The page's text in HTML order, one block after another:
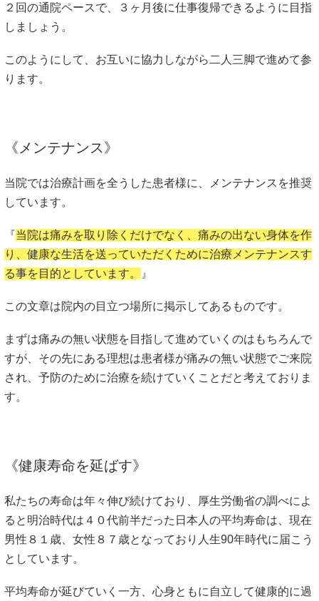
２回の通院ペースで、３ヶ月後に仕事復帰できるように目指
しましょう。
このようにして、お互いに協力しながら二人三脚で進めて参
ります。
《メンテナンス》
当院では治療計画を全うした患者様に、メンテナンスを推奨
しています。
『当院は痛みを取り除くだけでなく、痛みの出ない身体を作
り、健康な生活を送っていただくために治療メンテナンスす
る事を目的としています。
』
この文章は院内の目立つ場所に掲示してあるものです。
まずは痛みの無い状態を目指して進めていくのはもちろんで
すが、その先にある理想は患者様が痛みの無い状態でご来院
され、予防のために治療を続けていくことだと考えておりま
す。
《健康寿命を延ばす》
私たちの寿命は年々伸び続けており、厚生労働省の調べによ
ると明治時代は４０代前半だった日本人の平均寿命は、現在
男性８１歳、女性８７歳となっており人生90年時代に届こう
としています。
平均寿命が延びていく一方、心身ともに自立して健康的に過